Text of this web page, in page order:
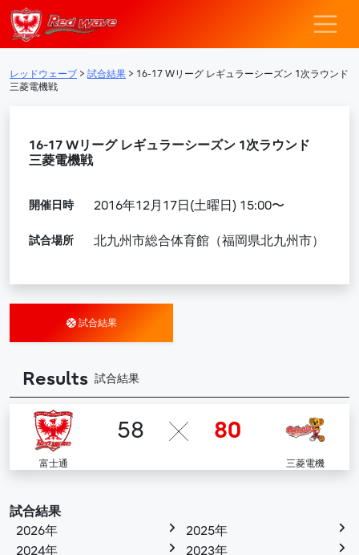
メインナビゲーション
レッドウェー
レッドウェーブ > 試合結果 > 16-17 Wリーグ レギュラーシーズン 1次ラウンド
三菱電機戦
16-17 Wリーグ レギュラーシーズン 1次ラウンド
三菱電機戦
開催日時 2016年12月17日(土曜日) 15:00〜
試合場所 北九州市総合体育館（福岡県北九州市）
試合結果
Results 試合結果
58 80
富士通 三菱電機
試合結果
2026年
2025年
2024年
2023年